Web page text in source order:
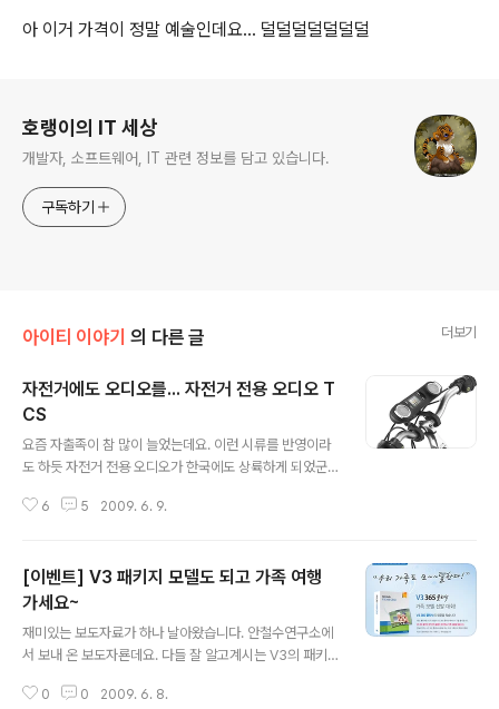
아 이거 가격이 정말 예술인데요... 덜덜덜덜덜덜덜
호랭이의 IT 세상
개발자, 소프트웨어, IT 관련 정보를 담고 있습니다.
구독하기
아이티 이야기 의 다른 글 더보기
자전거에도 오디오를... 자전거 전용 오디오 T
CS
요즘 자출족이 참 많이 늘었는데요. 이런 시류를 반영이라
도 하듯 자전거 전용 오디오가 한국에도 상륙하게 되었군
지가 아주 줄줄 흐릅니다. 이 자전거 전용 오디오는 룩셈부
고요. 실제로 판매되기 시작하는 건 7월입니다. TCS 300
0과 TCS3100, TCS3200 세 가지 모델이 출시되는데
이게 그냥 MP3를 자전거에 부착하도록 만든 거라면 굳이
자전거 전용 오디오란 말을 붙일 필요도 없겠지요!!! 일단
이녀석은 야외에서도 운전자(좀 어색하군요)에게 소리를
잘 전달할 수 있도록 소형 스피커에 일곱 가지나 되는 특허
6 5 2009. 6. 9.
[이벤트] V3 패키지 모델도 되고 가족 여행
가세요~
재미있는 보도자료가 하나 날아왔습니다. 안철수연구소에
서 보내 온 보도자룐데요. 다들 잘 알고계시는 V3의 패키
고 이 패키지에 등장할 가족 모델을 6월 21일까지 선발하
0 0 2009. 6. 8.